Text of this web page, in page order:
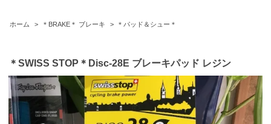
ホーム > ＊BRAKE＊ ブレーキ > ＊パッド＆シュー＊
＊SWISS STOP＊Disc-28E ブレーキパッド レジン